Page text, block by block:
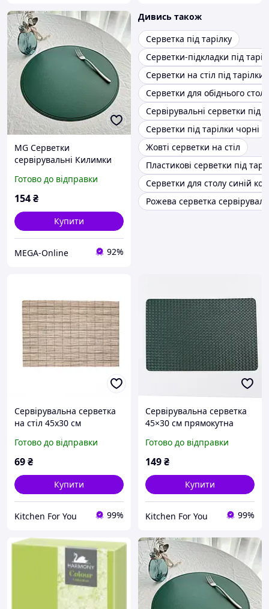
MG Серветки
сервірувальні Килимки
сервірувальні Серветки
на святковий стіл
Готово до відправки
154₴
Купити
MEGA-Online 92%
Дивись також
Серветка під тарілку
Серветки-підкладки під
Серветки на стіл під тарілки
Серветки для обіднього столу
Сервірувальні серветки під
Серветки під тарілки чорні
Жовті серветки на стіл
Пластикові серветки під
Серветки для столу синій
Рожева серветка
Сервірувальна серветка
на стіл 45х30 см
термостійка, Серветка під
тарілки для кухні
Готово до відправки
69₴
Купити
Kitchen For You 99%
Сервірувальна серветка
45×30 см прямокутна
термостійка, Серветка під
тарілки на стіл
Готово до відправки
149₴
Купити
Kitchen For You 99%